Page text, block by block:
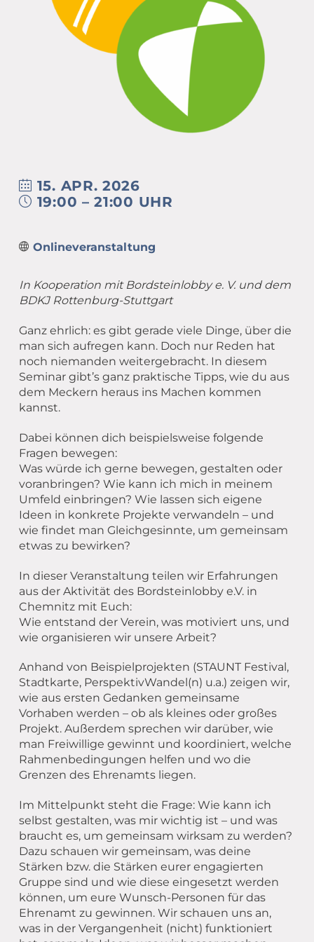
Newsletter Archiv
Leitbild
Spiritualität – eine Definition
Caritas in Kirchengemeinden
MEET CAMPER (mobiler Infostand)
15. APR. 2026
19:00 – 21:00 UHR
Onlineveranstaltung
In Kooperation mit Bordsteinlobby e. V. und dem
BDKJ Rottenburg-Stuttgart
Ganz ehrlich: es gibt gerade viele Dinge, über die
man sich aufregen kann. Doch nur Reden hat
noch niemanden weitergebracht. In diesem
Seminar gibt’s ganz praktische Tipps, wie du aus
dem Meckern heraus ins Machen kommen
kannst.
Dabei können dich beispielsweise folgende
Fragen bewegen:
Was würde ich gerne bewegen, gestalten oder
voranbringen? Wie kann ich mich in meinem
Umfeld einbringen? Wie lassen sich eigene
Ideen in konkrete Projekte verwandeln – und
wie findet man Gleichgesinnte, um gemeinsam
etwas zu bewirken?
In dieser Veranstaltung teilen wir Erfahrungen
aus der Aktivität des Bordsteinlobby e.V. in
Chemnitz mit Euch:
Wie entstand der Verein, was motiviert uns, und
wie organisieren wir unsere Arbeit?
Anhand von Beispielprojekten (STAUNT Festival,
Stadtkarte, PerspektivWandel(n) u.a.) zeigen wir,
wie aus ersten Gedanken gemeinsame
Vorhaben werden – ob als kleines oder großes
Projekt. Außerdem sprechen wir darüber, wie
man Freiwillige gewinnt und koordiniert, welche
Rahmenbedingungen helfen und wo die
Grenzen des Ehrenamts liegen.
Im Mittelpunkt steht die Frage: Wie kann ich
selbst gestalten, was mir wichtig ist – und was
braucht es, um gemeinsam wirksam zu werden?
Dazu schauen wir gemeinsam, was deine
Stärken bzw. die Stärken eurer engagierten
Gruppe sind und wie diese eingesetzt werden
können, um eure Wunsch-Personen für das
Ehrenamt zu gewinnen. Wir schauen uns an,
was in der Vergangenheit (nicht) funktioniert